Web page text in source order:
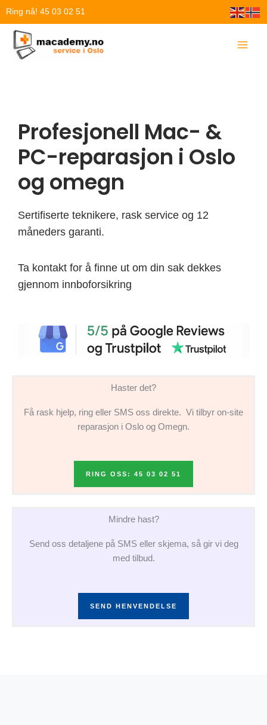
Hopp
innholdet
Ring nå! 45 03 02 51
Profesjonell Mac- &
PC-reparasjon i Oslo
og omegn
Sertifiserte teknikere, rask service og 12
måneders garanti.
Ta kontakt for å finne ut om din sak dekkes
gjennom innboforsikring
Haster det?
Få rask hjelp, ring eller SMS oss direkte. Vi tilbyr on-site
reparasjon i Oslo og Omegn.
RING OSS: 45 03 02 51
Mindre hast?
Send oss detaljene på SMS eller skjema, så gir vi deg
med tilbud.
SEND HENVENDELSE